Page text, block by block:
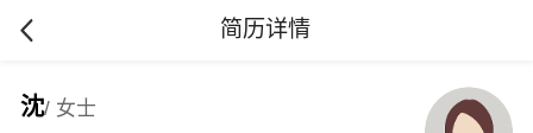
简历详情
沈/ 女士